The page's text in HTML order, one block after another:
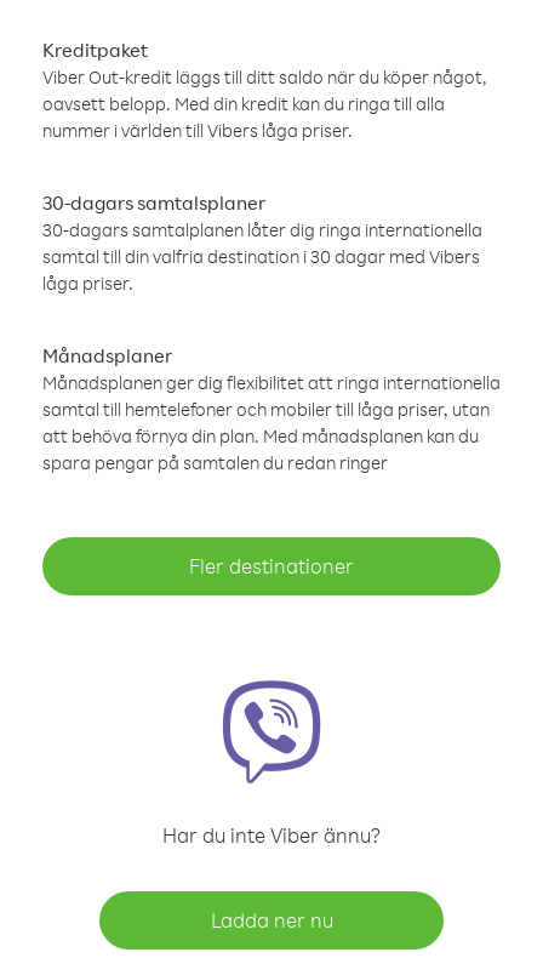
Kreditpaket
Viber Out-kredit läggs till ditt saldo när du köper något,
oavsett belopp. Med din kredit kan du ringa till alla
nummer i världen till Vibers låga priser.
30-dagars samtalsplaner
30-dagars samtalplanen låter dig ringa internationella
samtal till din valfria destination i 30 dagar med Vibers
låga priser.
Månadsplaner
Månadsplanen ger dig flexibilitet att ringa internationella
samtal till hemtelefoner och mobiler till låga priser, utan
att behöva förnya din plan. Med månadsplanen kan du
spara pengar på samtalen du redan ringer
Fler destinationer
Har du inte Viber ännu?
Ladda ner nu